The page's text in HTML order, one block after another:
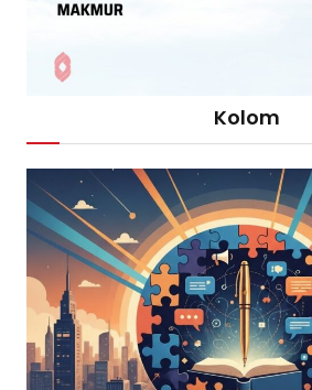
Kolom